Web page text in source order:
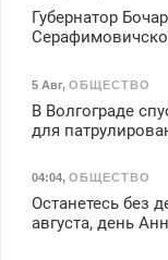
Губернатор
5 Авг, ОБЩЕСТВО
В Волгограде
для
04:04, ОБЩЕСТВО
Останетесь без
августа, день